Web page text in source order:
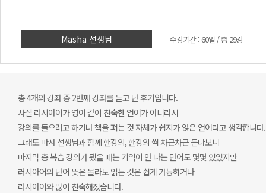
Masha 선생님 수강기간 : 60일 / 총 29강
총 4개의 강좌 중 2번째 강좌를 듣고 난 후기입니다.
사실 러시아어가 영어 같이 친숙한 언어가 아니라서
강의를 들으려고 하거나 책을 펴는 것 자체가 쉽지가 않은 언어라고 생각합니다.
그래도 마샤 선생님과 함께 한강의, 한강의 씩 차근차근 듣다보니
마지막 총 복습 강의가 됐을 때는 기억이 안 나는 단어도 몇몇 있었지만
러시아어의 단어 뜻은 몰라도 읽는 것은 쉽게 가능하거나
러시아어와 많이 친숙해졌습니다.